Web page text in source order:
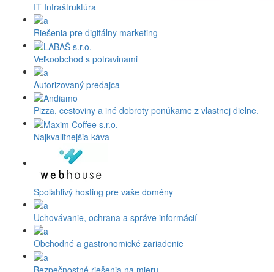
IT Infraštruktúra
Riešenia pre digitálny marketing
Veľkoobchod s potravinami
Autorizovaný predajca
Pizza, cestoviny a iné dobroty ponúkame z vlastnej dielne.
Najkvalitnejšia káva
Spoľahlivý hosting pre vaše domény
Uchovávanie, ochrana a správe informácií
Obchodné a gastronomické zariadenie
Bezpečnostné riešenia na mieru